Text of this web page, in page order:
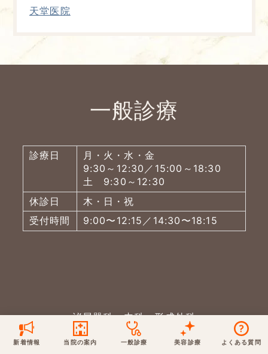
天堂医院
新着情報
当院からのお知らせ
最新医療トピックス
新着ブログ記事
当院の案内
はじめての方へ
医師の紹介
アクセス・地図
一般診療
保険での診療
泌尿器科
内科 皮膚科
美容診療 よくある質問
よくあるご質問
美容診療
予約について
電話でのお問いあわせ
一般診療 美容診療
一般診療
診療日
月・火・水・金
9:30～12:30／15:00～18:30
土 9:30～12:30
休診日
木・日・祝
受付時間
9:00〜12:15／14:30〜18:15
泌尿器科・内科・形成外科
0120-50-5929